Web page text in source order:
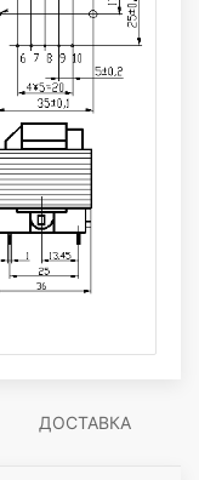
ДОСТАВКА